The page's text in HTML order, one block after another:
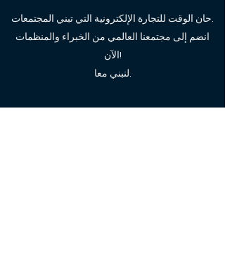
انضم إلى مجتمعنا العالمي من الخبراء والمنظمات
الآن!